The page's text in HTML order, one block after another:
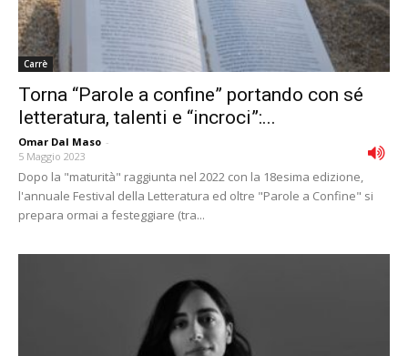
Carrè
Torna “Parole a confine” portando con sé
letteratura, talenti e “incroci”:...
Omar Dal Maso -
5 Maggio 2023
Dopo la "maturità" raggiunta nel 2022 con la 18esima edizione,
l'annuale Festival della Letteratura ed oltre "Parole a Confine" si
prepara ormai a festeggiare (tra...